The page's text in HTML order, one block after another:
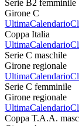
Serie B2 femminile
Girone C
UltimaCalendario
Coppa Italia
UltimaCalendario
Serie C maschile
Girone regionale
UltimaCalendario
Serie C femminile
Girone regionale
UltimaCalendario
Coppa T.A.A.